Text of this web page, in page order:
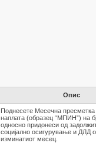
Опис
Поднесете Месечна пресметка
наплата (образец “МПИН”) на
односно придонеси од
социјално осигурување и ДЛД
изминатиот месец.